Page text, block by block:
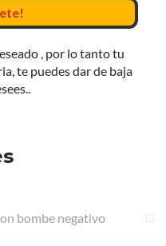
, por lo tanto tu
te puedes dar de baja
bombe negativo